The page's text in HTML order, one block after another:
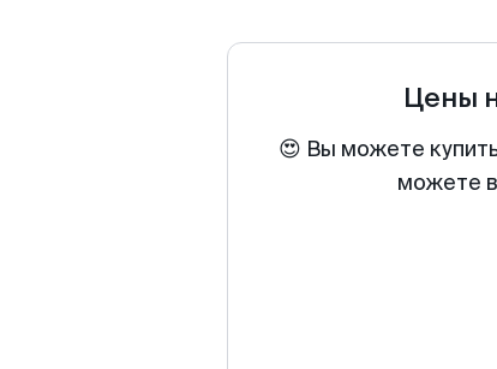
Цены
😍 Вы можете
можете